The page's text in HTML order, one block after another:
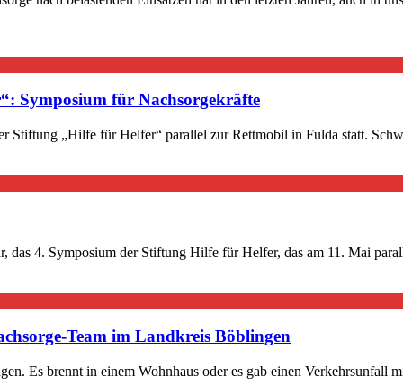
Symposium für Nachsorgekräfte
Stiftung „Hilfe für Helfer“ parallel zur Rettmobil in Fulda statt.
das 4. Symposium der Stiftung Hilfe für Helfer, das am 11. Mai
Team im Landkreis Böblingen
Es brennt in einem Wohnhaus oder es gab einen